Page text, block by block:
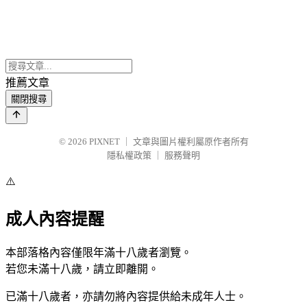
推薦文章
關閉搜尋
© 2026 PIXNET
文章與圖片權利屬原作者所有
隱私權政策
服務聲明
⚠️
成人內容提醒
本部落格內容僅限年滿十八歲者瀏覽。
若您未滿十八歲，請立即離開。
已滿十八歲者，亦請勿將內容提供給未成年人士。